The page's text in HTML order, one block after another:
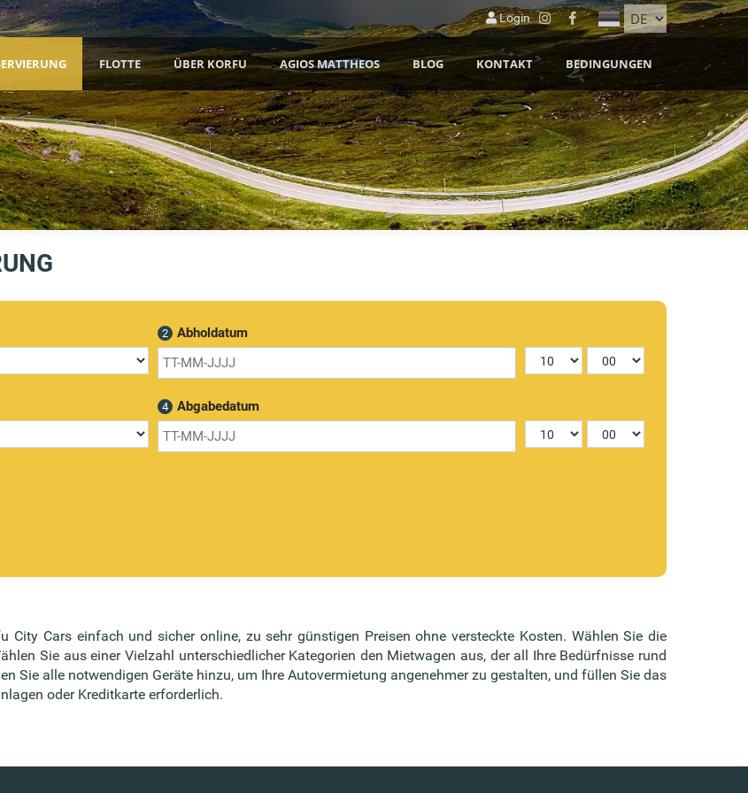
Login
FLOTTE ÜBER KORFU AGIOS MATTHEOS BLOG KONTAKT BEDINGUNGEN
2 Abholdatum
4 Abgabedatum
City Cars einfach und sicher online, zu sehr günstigen Preisen ohne versteckte Kosten. Wählen Sie die
Sie aus einer Vielzahl unterschiedlicher Kategorien den Mietwagen aus, der all Ihre Bedürfnisse rund
Sie alle notwendigen Geräte hinzu, um Ihre Autovermietung angenehmer zu gestalten, und füllen Sie das
oder Kreditkarte erforderlich.